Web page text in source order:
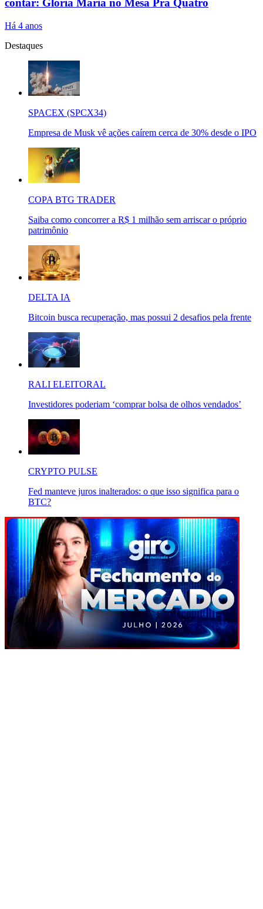
contar: Glória Maria no Mesa Pra Quatro
Há 4 anos
Destaques
SPACEX (SPCX34)
Empresa de Musk vê ações caírem cerca de 30% desde o IPO
COPA BTG TRADER
Saiba como concorrer a R$ 1 milhão sem arriscar o próprio
patrimônio
DELTA IA
Bitcoin busca recuperação, mas possui 2 desafios pela frente
RALI ELEITORAL
Investidores poderiam ‘comprar bolsa de olhos vendados’
CRYPTO PULSE
Fed manteve juros inalterados: o que isso significa para o
BTC?